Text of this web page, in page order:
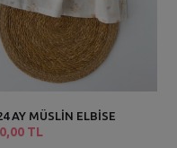
AY MÜSLİN ELBİSE
TL